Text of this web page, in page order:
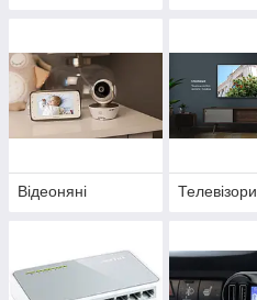
Відеоняні Телевізори